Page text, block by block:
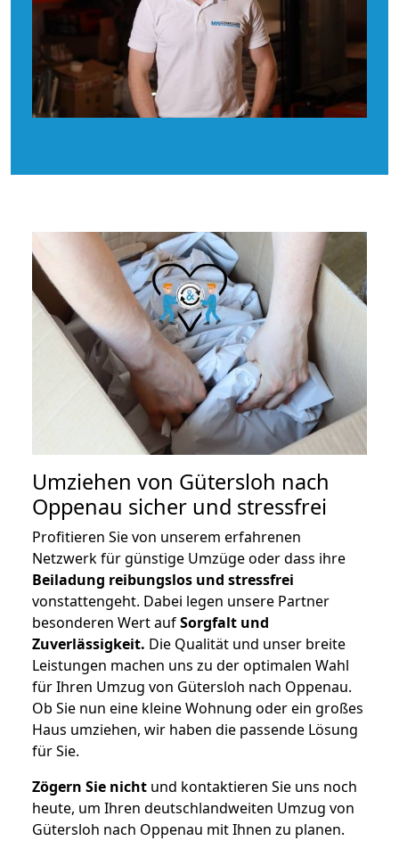
Umziehen von Gütersloh nach
Oppenau sicher und stressfrei
Profitieren Sie von unserem erfahrenen
Netzwerk für günstige Umzüge oder dass ihre
Beiladung reibungslos und stressfrei
vonstattengeht. Dabei legen unsere Partner
besonderen Wert aufSorgfalt und
Zuverlässigkeit. Die Qualität und unser breite
Leistungen machen uns zu der optimalen Wahl
für Ihren Umzug von Gütersloh nach Oppenau.
Ob Sie nun eine kleine Wohnung oder ein großes
Haus umziehen, wir haben die passende Lösung
für Sie.
Zögern Sie nicht und kontaktieren Sie uns noch
heute, um Ihren deutschlandweiten Umzug von
Gütersloh nach Oppenau mit Ihnen zu planen.